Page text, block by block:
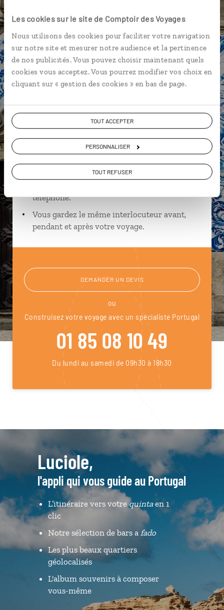
Les cookies sur le site de Comptoir des Voyages
Nous utilisons des cookies pour faciliter votre navigation
sur notre site et mesurer notre audience et la pertinence
de nos publicités. Vous pouvez choisir maintenant quels
cookies vous acceptez. Vous pourrez modifier vos choix en
cliquant sur « gestion des cookies » en bas de page.
TOUT ACCEPTER
PERSONNALISER
TOUT REFUSER
Castro Marim Evora
Steven,
spécialiste Portugal
Suivez vos envies et demandez conseils à nos
Ils sauront organiser votre itinéraire au plus
près de vos envies et de la réalité du pays.
Échangez en face à face ou depuis nos studios
téléphone.
Vous gardez le même interlocuteur avant,
pendant et après votre voyage.
DEMANDER UN DEVIS
ou
Construisez votre voyage avec un spécialiste Portugal
01 85 08 10 49
Du lundi au samedi de 09h30 à 18h30
Luciole,
l'appli qui vous guide au Portugal
L’itinéraire vers votrequintaen 1
clic
Notre sélection de bars a fado
Les plus beaux quartiers
géolocalisés
L'album souvenirs à composer
vous-même